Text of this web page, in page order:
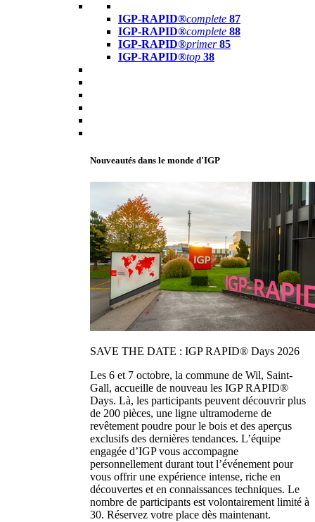
IGP-RAPID®complete 87
IGP-RAPID®complete 88
IGP-RAPID®primer 85
IGP-RAPID®top 38
Nouveautés dans le monde d'IGP
SAVE THE DATE : IGP RAPID® Days 2026
Les 6 et 7 octobre, la commune de Wil, Saint-
Gall, accueille de nouveau les IGP RAPID®
Days. Là, les participants peuvent découvrir plus
de 200 pièces, une ligne ultramoderne de
revêtement poudre pour le bois et des aperçus
exclusifs des dernières tendances. L’équipe
engagée d’IGP vous accompagne
personnellement durant tout l’événement pour
vous offrir une expérience intense, riche en
découvertes et en connaissances techniques. Le
nombre de participants est volontairement limité à
30. Réservez votre place dès maintenant.